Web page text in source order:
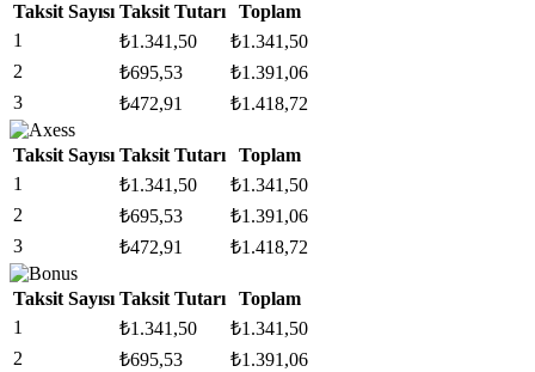
Taksit Sayısı Taksit Tutarı
Toplam
1
₺1.341,50 ₺1.341,50
2
₺695,53 ₺1.391,06
3
₺472,91 ₺1.418,72
Taksit Sayısı Taksit Tutarı
Toplam
1
₺1.341,50 ₺1.341,50
2
₺695,53 ₺1.391,06
3
₺472,91 ₺1.418,72
Taksit Sayısı Taksit Tutarı
Toplam
1
₺1.341,50 ₺1.341,50
2
₺695,53 ₺1.391,06